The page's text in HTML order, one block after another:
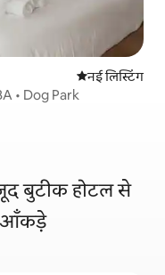
ठहरने की नई
नई लिस्टिंग
• Dog Park
बुटीक होटल से
आँकड़े